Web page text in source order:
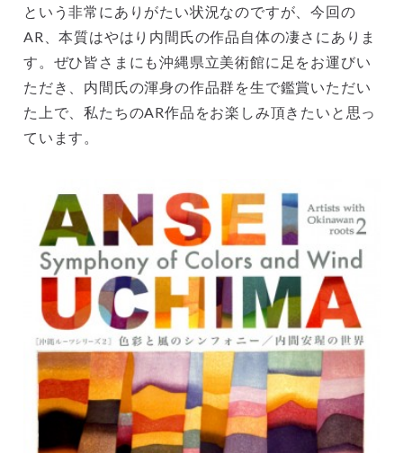
という非常にありがたい状況なのですが、今回の
AR、本質はやはり内間氏の作品自体の凄さにありま
す。ぜひ皆さまにも沖縄県立美術館に足をお運びい
ただき、内間氏の渾身の作品群を生で鑑賞いただい
た上で、私たちのAR作品をお楽しみ頂きたいと思っ
ています。